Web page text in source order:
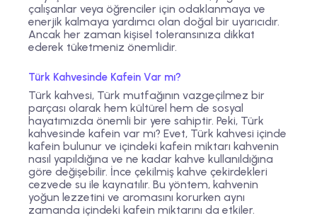
çalışanlar veya öğrenciler için odaklanmaya ve
enerjik kalmaya yardımcı olan doğal bir uyarıcıdır.
Ancak her zaman kişisel toleransınıza dikkat
ederek tüketmeniz önemlidir.
Türk Kahvesinde Kafein Var mı?
Türk kahvesi, Türk mutfağının vazgeçilmez bir
parçası olarak hem kültürel hem de sosyal
hayatımızda önemli bir yere sahiptir. Peki, Türk
kahvesinde kafein var mı? Evet, Türk kahvesi içinde
kafein bulunur ve içindeki kafein miktarı kahvenin
nasıl yapıldığına ve ne kadar kahve kullanıldığına
göre değişebilir. İnce çekilmiş kahve çekirdekleri
cezvede su ile kaynatılır. Bu yöntem, kahvenin
yoğun lezzetini ve aromasını korurken aynı
zamanda içindeki kafein miktarını da etkiler.